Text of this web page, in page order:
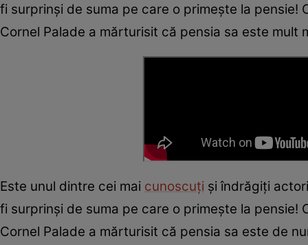
fi surprinși de suma pe care o primește la pensie!
Cornel Palade a mărturisit că pensia sa este mult
Este unul dintre cei mai cunoscuți și îndrăgiți
fi surprinși de suma pe care o primește la pensie!
Cornel Palade a mărturisit că pensia sa este de